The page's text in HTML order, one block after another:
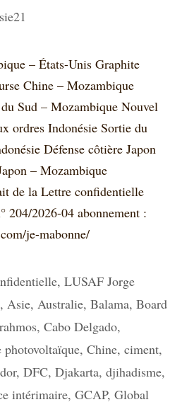
– États-Unis Graphite
Chine – Mozambique
Sud – Mozambique Nouvel
ordres Indonésie Sortie du
Défense côtière Japon
– Mozambique
de la Lettre confidentielle
204/2026-04 abonnement :
je-mabonne/
, LUSAF Jorge
, Asie, Australie, Balama, Board
, Cabo Delgado,
photovoltaïque, Chine, ciment,
, DFC, Djakarta, djihadisme,
intérimaire, GCAP, Global